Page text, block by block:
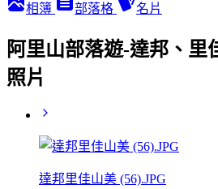
相簿 部落格 名片
阿里山部落遊-達邦、里
照片
達邦里佳山美 (56).JPG